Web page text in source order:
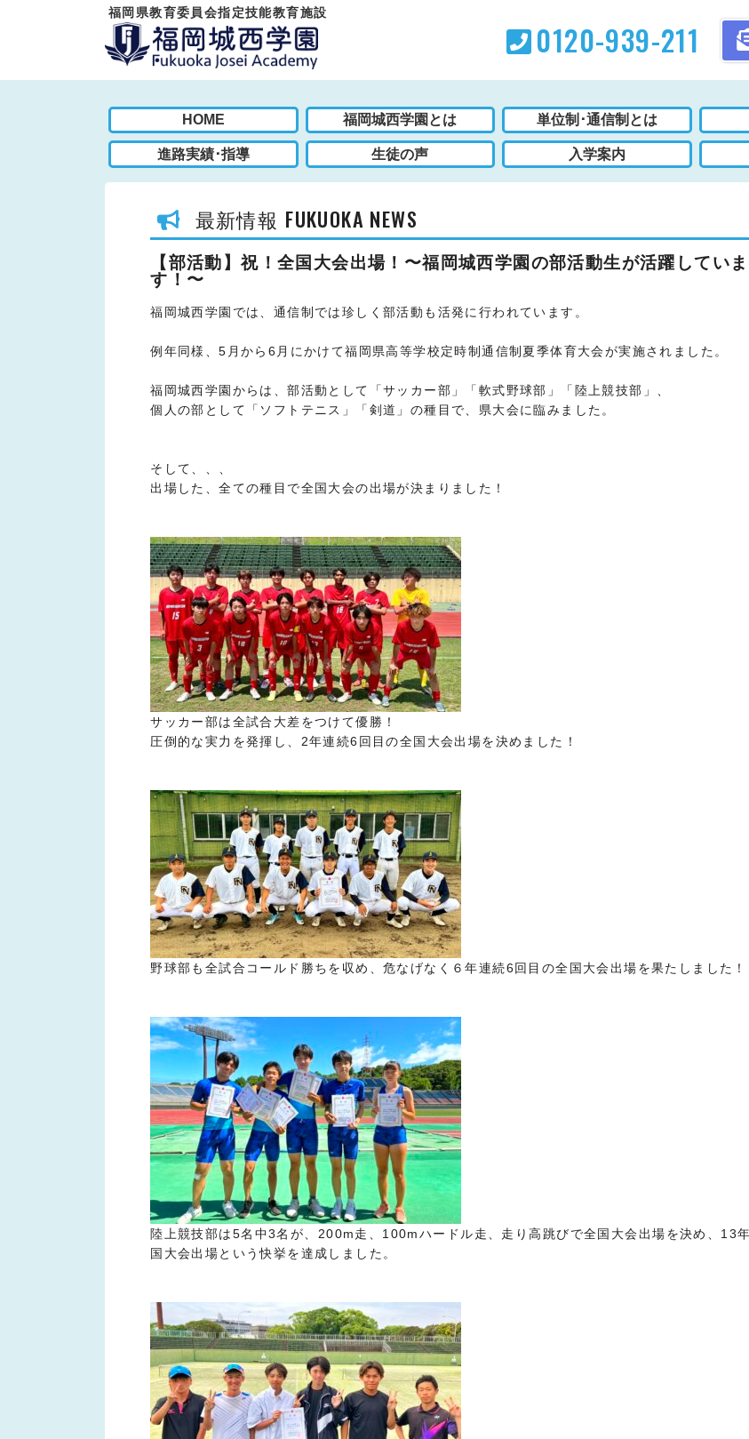
福岡県教育委員会指定技能教育施設
0120-939-211
HOME 福岡城西学園とは 単位制･通信制とは
進路実績･指導 生徒の声 入学案内
最新情報 FUKUOKA NEWS
【部活動】祝！全国大会出場！〜福岡城西学園の部活動生が活躍していま
す！〜
福岡城西学園では、通信制では珍しく部活動も活発に行われています。
例年同様、5月から6月にかけて福岡県高等学校定時制通信制夏季体育大会が実施されました。
福岡城西学園からは、部活動として「サッカー部」「軟式野球部」「陸上競技部」、
個人の部として「ソフトテニス」「剣道」の種目で、県大会に臨みました。
そして、、、
出場した、全ての種目で全国大会の出場が決まりました！
サッカー部は全試合大差をつけて優勝！
圧倒的な実力を発揮し、2年連続6回目の全国大会出場を決めました！
野球部も全試合コールド勝ちを収め、危なげなく６年連続6回目の全国大会出場を果たしました！
陸上競技部は5名中3名が、200m走、100mハードル走、走り高跳びで全国大会出場を決め、13
国大会出場という快挙を達成しました。